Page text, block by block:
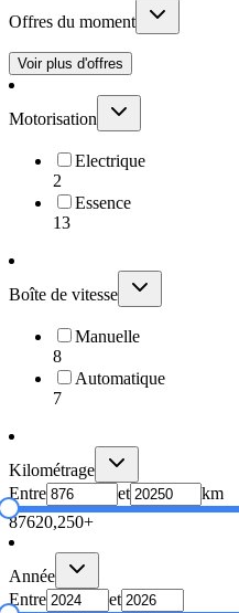
Offres du moment
Voir plus d'offres
Motorisation
Electrique
2
Essence
13
Boîte de vitesse
Manuelle
8
Automatique
7
Kilométrage
Entre
et
km
87620,250+
Année
Entre
et